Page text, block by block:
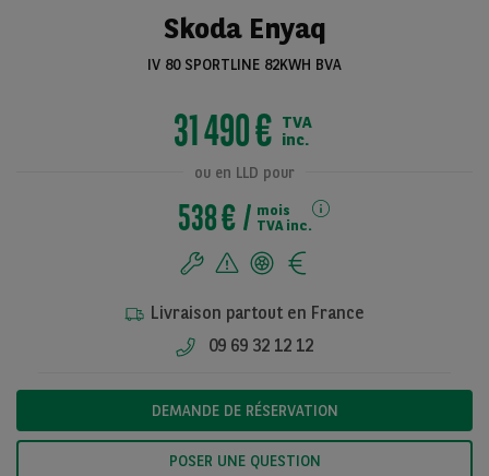
Voir toutes les
Skoda Enyaq
IV 80 SPORTLINE 82KWH BVA
31 490 € TVA
inc.
ou en LLD pour
538 €
mois
TVA inc.
Livraison partout en France
09 69 32 12 12
DEMANDE DE RÉSERVATION
POSER UNE QUESTION